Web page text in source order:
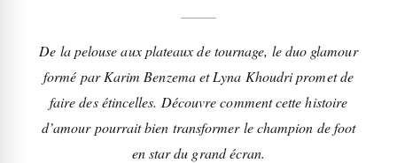
De la pelouse aux plateaux de tournage, le duo glamour
formé par Karim Benzema et Lyna Khoudri promet de
faire des étincelles. Découvre comment cette histoire
d’amour pourrait bien transformer le champion de foot
en star du grand écran.